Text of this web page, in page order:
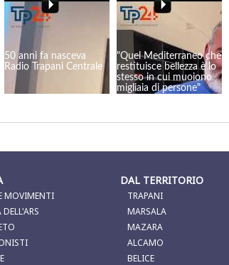
50 anni fa nasceva
Radio Trapani Centrale
"Quel Mediterraneo che
restituisce bellezza è lo
stesso in cui muoiono
migliaia di persone"
MOVIMENTI
DAL TERRITORIO
TRAPANI
MARSALA
MAZARA
ALCAMO
BELICE